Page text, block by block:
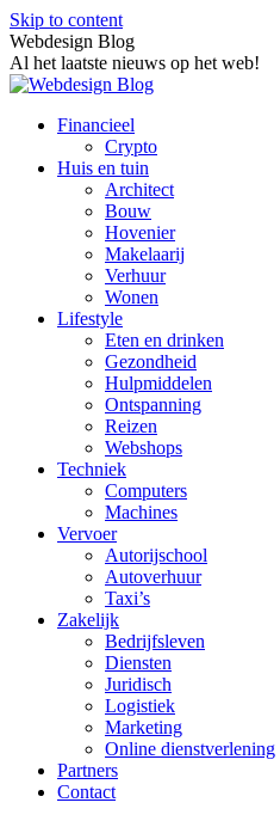
Skip to content
Webdesign Blog
Al het laatste nieuws op het web!
Financieel
Crypto
Huis en tuin
Architect
Bouw
Hovenier
Makelaarij
Verhuur
Wonen
Lifestyle
Eten en drinken
Gezondheid
Hulpmiddelen
Ontspanning
Reizen
Webshops
Techniek
Computers
Machines
Vervoer
Autorijschool
Autoverhuur
Taxi’s
Zakelijk
Bedrijfsleven
Diensten
Juridisch
Logistiek
Marketing
Online dienstverlening
Partners
Contact